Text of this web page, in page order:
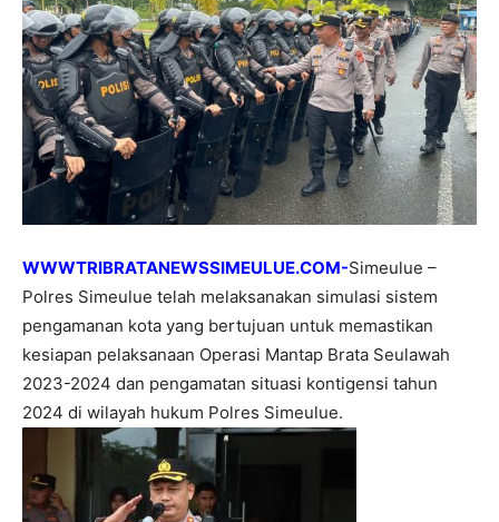
WWWTRIBRATANEWSSIMEULUE.COM-Simeulue –
Polres Simeulue telah melaksanakan simulasi sistem
pengamanan kota yang bertujuan untuk memastikan
kesiapan pelaksanaan Operasi Mantap Brata Seulawah
2023-2024 dan pengamatan situasi kontigensi tahun
2024 di wilayah hukum Polres Simeulue.